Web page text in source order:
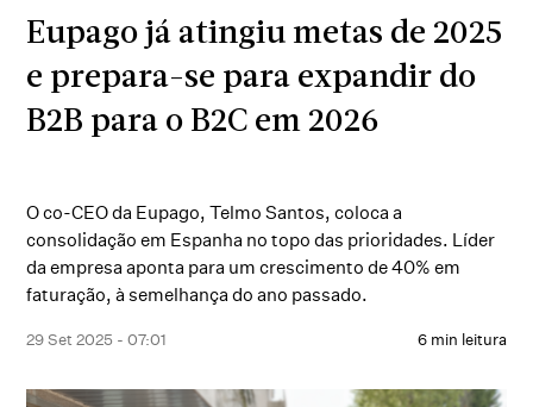
Eupago já atingiu metas de 2025
e prepara-se para expandir do
B2B para o B2C em 2026
O co-CEO da Eupago, Telmo Santos, coloca a
consolidação em Espanha no topo das prioridades. Líder
da empresa aponta para um crescimento de 40% em
faturação, à semelhança do ano passado.
29 Set 2025 - 07:01 6 min leitura